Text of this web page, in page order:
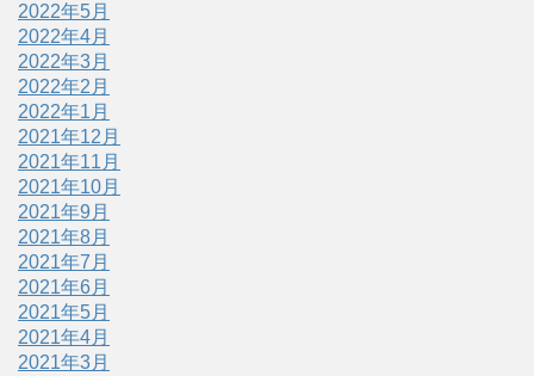
2022年5月
2022年4月
2022年3月
2022年2月
2022年1月
2021年12月
2021年11月
2021年10月
2021年9月
2021年8月
2021年7月
2021年6月
2021年5月
2021年4月
2021年3月